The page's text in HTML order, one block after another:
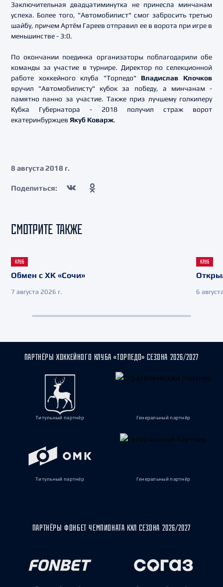
Заключительная двадцатиминутка не принесла минчанам
успеха. Более того, "Автомобилист" смог забросить третью
шайбу, причем Артём Гареев отправил ее в ворота при игре в
меньшинстве - 3:0.
По окончании поединка организаторы поблагодарили обе
команды за участие в турнире. Директор по селекционной
работе хоккейного клуба "Торпедо" Владислав Клочков
вручил "Автомобилисту" кубок за победу, а минчанам -
памятно панно за участие. Также приз лучшему голкиперу
Кубка Губернатора - 2018 получил страж ворот
екатеринбуржцевЯкуб Коварж.
8 августа 2018 г.
Поделиться:
СМОТРИТЕ ТАКЖЕ
КЛУБ
Обмен с ХК «Сочи»
7 августа 2026 г.
КЛУБ
6
ПАРТНЁРЫ ХОККЕЙНОГО КЛУБА «ТОРПЕДО» СЕЗОНА 2026/2027
Титульный партнёр Генеральный партнёр
Титульный партнёр Генеральный партнёр
ПАРТНЁРЫ ФОНБЕТ ЧЕМПИОНАТА КХЛ СЕЗОНА 2026/2027